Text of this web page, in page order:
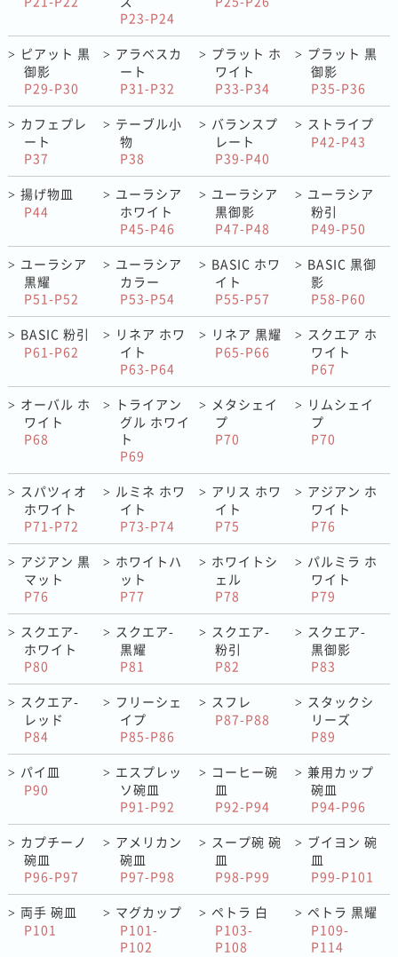
P23-P24
> ピアット 黒
御影
P29-P30
> アラベスカ
ート
P31-P32
> プラット ホ
ワイト
P33-P34
> プラット 黒
御影
P35-P36
> カフェプレ
ート
P37
> テーブル小
物
P38
> バランスプ
レート
P39-P40
> ストライプ
P42-P43
> 揚げ物皿
P44
> ユーラシア
ホワイト
P45-P46
> ユーラシア
黒御影
P47-P48
> ユーラシア
粉引
P49-P50
> ユーラシア
黒耀
P51-P52
> ユーラシア
カラー
P53-P54
> BASIC ホワ
イト
P55-P57
> BASIC 黒御
影
P58-P60
> BASIC 粉引
P61-P62
> リネア ホワ
イト
P63-P64
> リネア 黒耀
P65-P66
> スクエア ホ
ワイト
P67
> オーバル ホ
ワイト
P68
>
トライアン
グル ホワイ
ト
P69
> メタシェイ
プ
P70
> リムシェイ
プ
P70
> スパツィオ
ホワイト
P71-P72
> ルミネ ホワ
イト
P73-P74
> アリス ホワ
イト
P75
> アジアン ホ
ワイト
P76
> アジアン 黒
マット
P76
> ホワイトハ
ット
P77
> ホワイトシ
ェル
P78
> パルミラ ホ
ワイト
P79
> スクエア-
ホワイト
P80
> スクエア-
黒耀
P81
> スクエア-
粉引
P82
> スクエア-
黒御影
P83
> スクエア-
レッド
P84
> フリーシェ
イプ
P85-P86
> スフレ
P87-P88
> スタックシ
リーズ
P89
> パイ皿
P90
> エスプレッ
ソ碗皿
P91-P92
> コーヒー碗
皿
P92-P94
> 兼用カップ
碗皿
P94-P96
> カプチーノ
碗皿
P96-P97
> アメリカン
碗皿
P97-P98
> スープ碗 碗
皿
P98-P99
> ブイヨン 碗
皿
P99-P101
> 両手 碗皿
P101
> マグカップ
P101-
P102
> ペトラ 白
P103-
P108
> ペトラ 黒耀
P109-
P114